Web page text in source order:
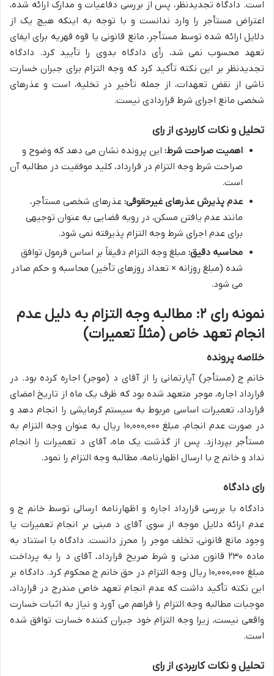
است. دادگاه تجدیدنظر، پس از بررسی دفاعیات و مدارک ارائه شده،
اعتراض مستأجر را وارد ندانست و با توجه به اینکه هیچ یک از
دلایل ارائه شده توسط مستأجر، مانع قانونی یا قوه قهریه برای ایفای
تعهد محسوب نمی شد، رأی دادگاه بدوی را تأیید کرد. دادگاه
تجدیدنظر بر این نکته تأکید کرد که وجه التزام برای جبران خسارت
ناشی از نقض تعهدات، از جمله تأخیر در تخلیه، است و عذرهای
شخصی مانع اجرای شرط قراردادی نیست.
تحلیل و نکات کاربردی از رای
اهمیت صراحت شرط: این پرونده نشان می دهد که وضوح و
صراحت شرط وجه التزام در قرارداد، کلید موفقیت در مطالبه آن
است.
عدم پذیرش عذرهای غیرحقوقی: عذرهای شخصی مستأجر،
مانند عدم یافتن مسکن، در رویه قضایی به عنوان توجیهی
برای عدم اجرای شرط وجه التزام پذیرفته نمی شود.
محاسبه دقیق: مبلغ وجه التزام دقیقاً بر اساس فرمول توافق
شده (مبلغ روزانه × تعداد روزهای تأخیر) محاسبه و حکم صادر
می شود.
نمونه رای ۲: مطالبه وجه التزام به دلیل عدم
انجام تعهد خاص (مثلاً تعمیرات)
خلاصه پرونده
خانم ج (مستأجر) آپارتمانی را از آقای د (موجر) اجاره کرده بود. در
قرارداد اجاره، موجر متعهد شده بود که ظرف یک ماه از تاریخ امضای
قرارداد، تعمیرات اساسی مربوط به سیستم گرمایشی را انجام دهد و
در صورت عدم انجام، مبلغ ۱۰,۰۰۰,۰۰۰ ریال به عنوان وجه التزام به
مستأجر بپردازد. پس از گذشت یک ماه، آقای د تعمیرات را انجام
نداد و خانم ج با ارسال اظهارنامه، مطالبه وجه التزام را نمود.
رای دادگاه
دادگاه با بررسی قرارداد اجاره و اظهارنامه ارسالی توسط خانم ج و
عدم ارائه دلایل موجه از سوی آقای د مبنی بر انجام تعمیرات یا
وجود مانع قانونی، تخلف موجر را محرز دانست. دادگاه با استناد به
ماده ۲۳۰ قانون مدنی و شرط صریح قرارداد، آقای د را به پرداخت
مبلغ ۱۰,۰۰۰,۰۰۰ ریال وجه التزام در حق خانم ج محکوم کرد. دادگاه بر
این نکته تأکید داشت که عدم انجام تعهد خاص مندرج در قرارداد،
موجبات مطالبه وجه التزام را فراهم می آورد و نیاز به اثبات خسارت
واقعی نیست، زیرا وجه التزام خود جبران کننده خسارت توافق شده
است.
تحلیل و نکات کاربردی از رای